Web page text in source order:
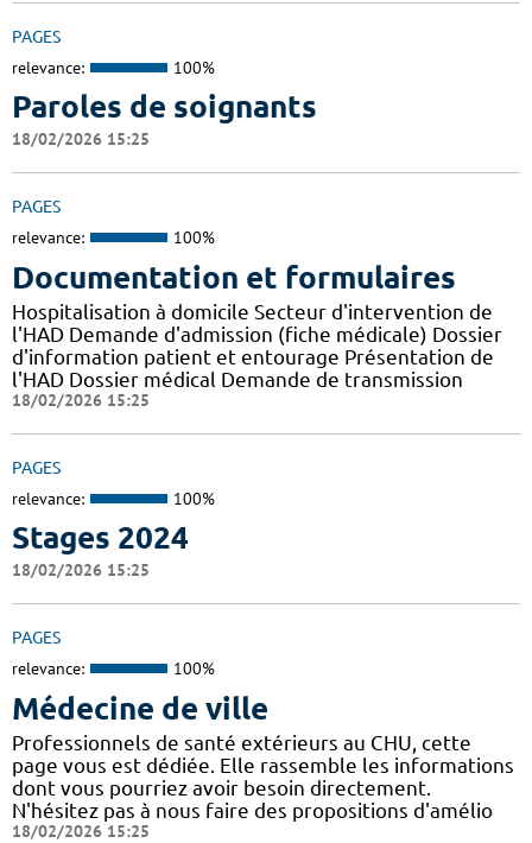
PAGES
relevance: 100%
Paroles de soignants
18/02/2026 15:25
PAGES
relevance: 100%
Documentation et formulaires
Hospitalisation à domicile Secteur d'intervention de
l'HAD Demande d'admission (fiche médicale) Dossier
d'information patient et entourage Présentation de
l'HAD Dossier médical Demande de transmission
18/02/2026 15:25
PAGES
relevance: 100%
Stages 2024
18/02/2026 15:25
PAGES
relevance: 100%
Médecine de ville
Professionnels de santé extérieurs au CHU, cette
page vous est dédiée. Elle rassemble les informations
dont vous pourriez avoir besoin directement.
N'hésitez pas à nous faire des propositions d'amélio
18/02/2026 15:25